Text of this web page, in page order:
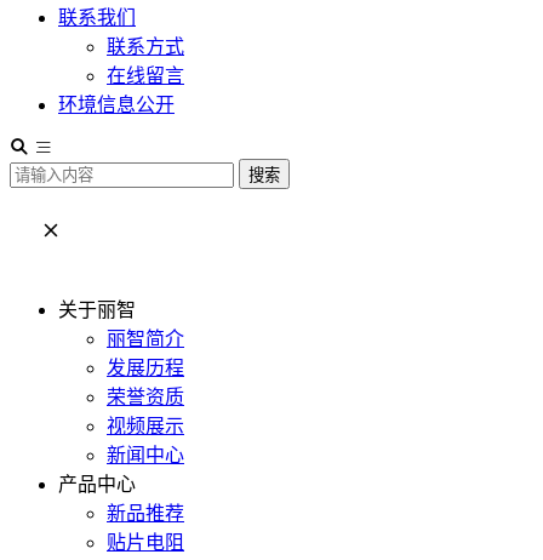
联系我们
联系方式
在线留言
环境信息公开
搜索
关于丽智
丽智简介
发展历程
荣誉资质
视频展示
新闻中心
产品中心
新品推荐
贴片电阻